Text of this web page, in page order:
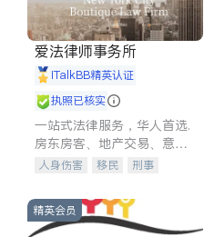
爱法律师事务所
iTalkBB精英认证
执照已核实
一站式法律服务，华人首选.
房东房客、地产交易、意外
伤害、车祸重伤、商业诉
建筑合同、刑事案件全包办
人身伤害 移民
刑事
信托/遗嘱
商业
索赔
律师-其它 保释
精英会员